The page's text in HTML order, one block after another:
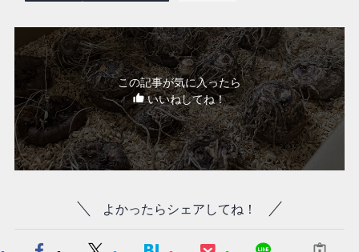
この記事が気に入ったら
いいねしてね！
よかったらシェアしてね！